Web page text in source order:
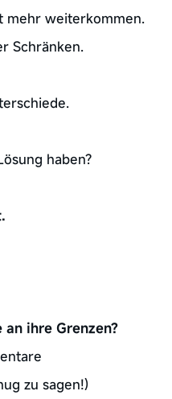
mehr weiterkommen.
Schränken.
haben?
ihre Grenzen?
zu sagen!)